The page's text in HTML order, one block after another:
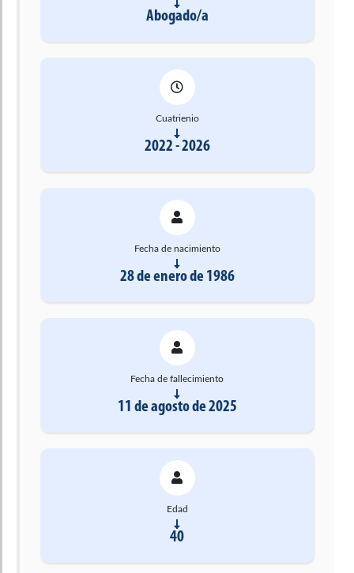
Abogado/a
Cuatrienio
2022 - 2026
Fecha de nacimiento
28 de enero de 1986
Fecha de fallecimiento
11 de agosto de 2025
Edad
40